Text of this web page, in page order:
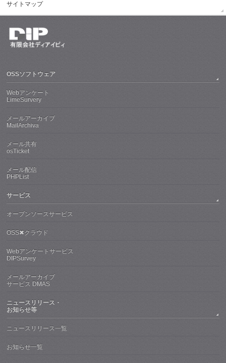
サイトマップ
OSSソフトウェア
Webアンケート
LimeSurvery
メールアーカイブ
MailArchiva
メール共有
osTicket
メール配信
PHPList
サービス
オープンソースサービス
OSS✖クラウド
Webアンケートサービス
DIPSurvey
メールアーカイブ
サービス DMAS
ニュースリリース・
お知らせ等
ニュースリリース一覧
お知らせ一覧